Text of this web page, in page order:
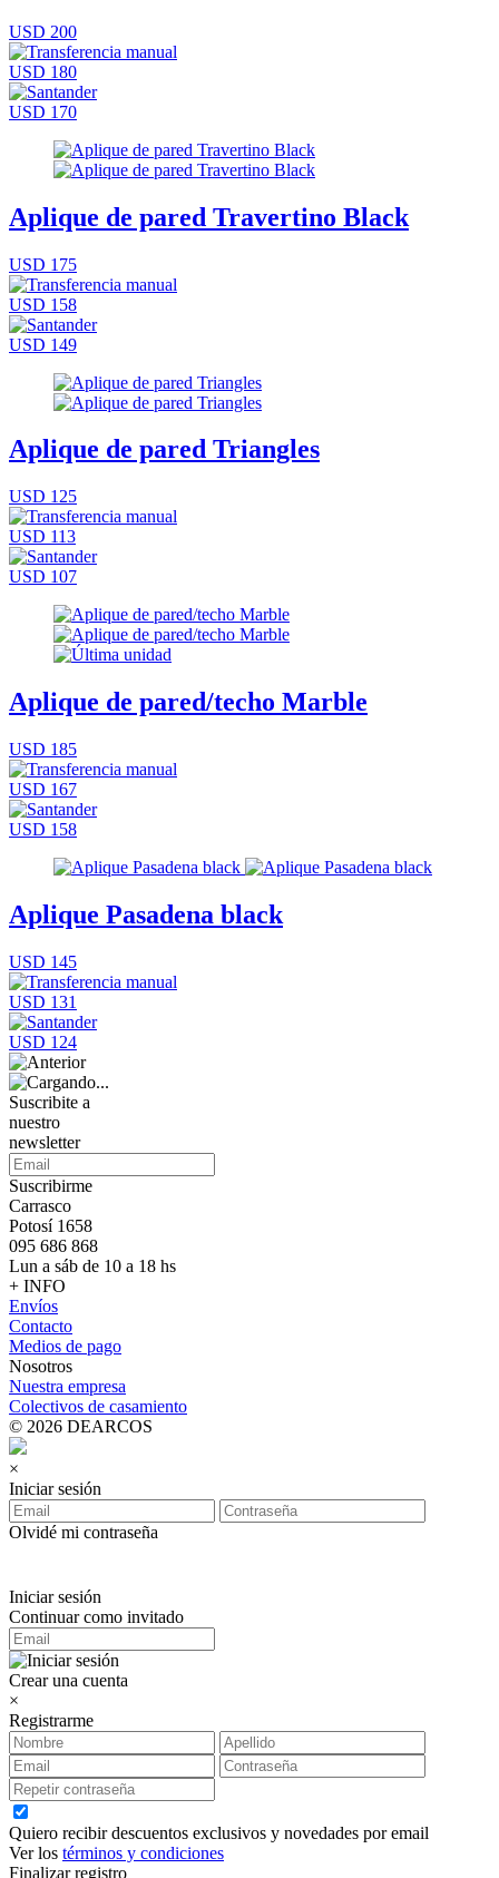
USD 200
USD 180
USD 170
Aplique de pared Travertino Black
USD 175
USD 158
USD 149
Aplique de pared Triangles
USD 125
USD 113
USD 107
Aplique de pared/techo Marble
USD 185
USD 167
USD 158
Aplique Pasadena black
USD 145
USD 131
USD 124
Suscribite a
nuestro
newsletter
Suscribirme
Carrasco
Potosí 1658
095 686 868
Lun a sáb de 10 a 18 hs
+ INFO
Envíos
Contacto
Medios de pago
Nosotros
Nuestra empresa
Colectivos de casamiento
© 2026 DEARCOS
×
Iniciar sesión
Olvidé mi contraseña
Iniciar sesión
Continuar como invitado
Crear una cuenta
×
Registrarme
Quiero recibir descuentos exclusivos y novedades por email
Ver los términos y condiciones
Finalizar registro